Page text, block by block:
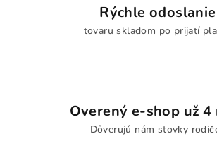
Rýchle odoslanie
tovaru skladom po prijatí
Overený e-shop už 4
Dôverujú nám stovky